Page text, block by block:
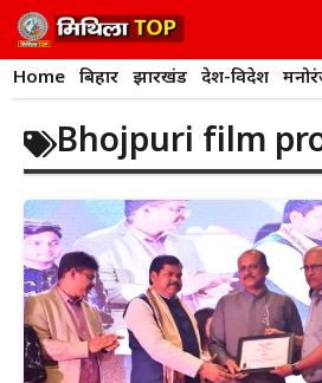
Skip
to
content
Home बिहार झारखंड देश-विदेश
Bhojpuri film